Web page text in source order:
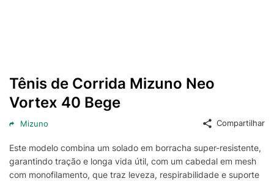
Tênis de Corrida Mizuno Neo
Vortex 40 Bege
Mizuno Compartilhar
Este modelo combina um solado em borracha super-resistente,
garantindo tração e longa vida útil, com um cabedal em mesh
com monofilamento, que traz leveza, respirabilidade e suporte